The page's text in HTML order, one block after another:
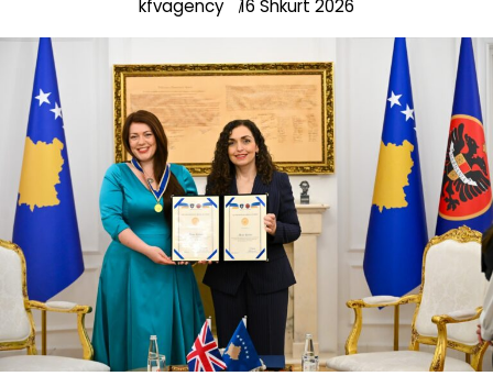
kfvagency 16 Shkurt 2026